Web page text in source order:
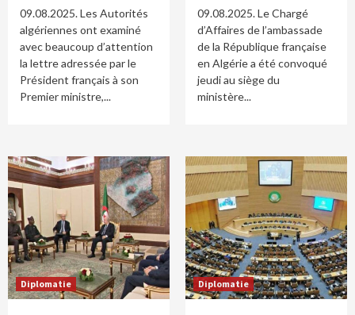
09.08.2025. Les Autorités
algériennes ont examiné
avec beaucoup d’attention
la lettre adressée par le
Président français à son
Premier ministre,...
09.08.2025. Le Chargé
d’Affaires de l’ambassade
de la République française
en Algérie a été convoqué
jeudi au siège du
ministère...
Diplomatie Diplomatie